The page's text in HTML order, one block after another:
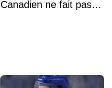
Canadien ne fait pas